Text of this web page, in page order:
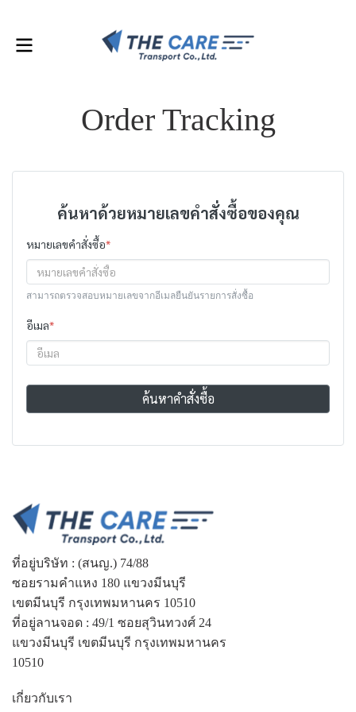
Order Tracking
ค้นหาด้วยหมายเลขคำสั่งซื้อของคุณ
หมายเลขคำสั่งซื้อ*
สามารถตรวจสอบหมายเลขจากอีเมลยืนยันรายการสั่งซื้อ
อีเมล*
ค้นหาคำสั่งซื้อ
ที่อยู่บริษัท : (สนญ.) 74/88
ซอยรามคำแหง 180 แขวงมีนบุรี
เขตมีนบุรี กรุงเทพมหานคร 10510
ที่อยู่ลานจอด : 49/1 ซอยสุวินทวงศ์ 24
แขวงมีนบุรี เขตมีนบุรี กรุงเทพมหานคร
10510
เกี่ยวกับเรา